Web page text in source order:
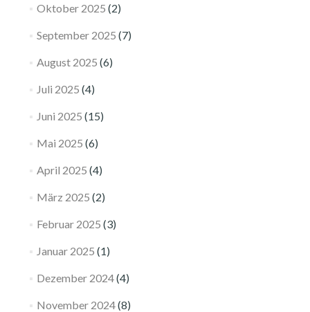
Oktober 2025 (2)
September 2025 (7)
August 2025 (6)
Juli 2025 (4)
Juni 2025 (15)
Mai 2025 (6)
April 2025 (4)
März 2025 (2)
Februar 2025 (3)
Januar 2025 (1)
Dezember 2024(4)
November 2024(8)